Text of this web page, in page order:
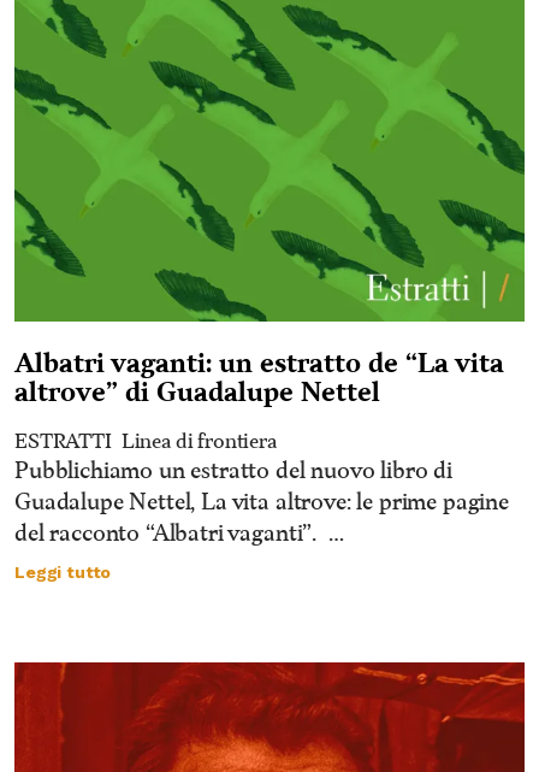
Albatri vaganti: un estratto de “La vita
altrove” di Guadalupe Nettel
ESTRATTI Linea di frontiera
Pubblichiamo un estratto del nuovo libro di
Guadalupe Nettel, La vita altrove: le prime pagine
del racconto “Albatri vaganti”. …
Leggi tutto